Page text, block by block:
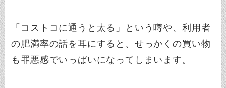
「コストコに通うと太る」という噂や、利用者
の肥満率の話を耳にすると、せっかくの買い物
も罪悪感でいっぱいになってしまいます。